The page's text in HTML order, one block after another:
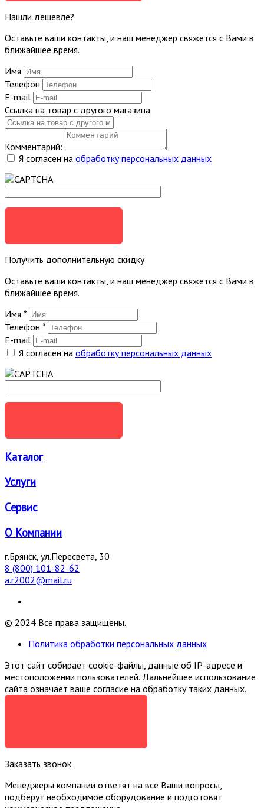
Нашли дешевле?
Оставьте ваши контакты, и наш менеджер свяжется с Вами в
ближайшее время.
Имя
Телефон
E-mail
Ссылка на товар с другого магазина
Комментарий:
Я согласен на обработку персональных данных
Получить дополнительную скидку
Оставьте ваши контакты, и наш менеджер свяжется с Вами в
ближайшее время.
Имя *
Телефон *
E-mail
Я согласен на обработку персональных данных
Каталог
Услуги
Сервис
О Компании
г.Брянск, ул.Пересвета, 30
8 (800) 101-82-62
a.r2002@mail.ru
© 2024 Все права защищены.
Политика обработки персональных данных
Этот сайт собирает cookie-файлы, данные об IP-адресе и
местоположении пользователей. Дальнейшее использование
сайта означает ваше согласие на обработку таких данных.
Заказать звонок
Менеджеры компании ответят на все Ваши вопросы,
подберут необходимое оборудование и подготовят